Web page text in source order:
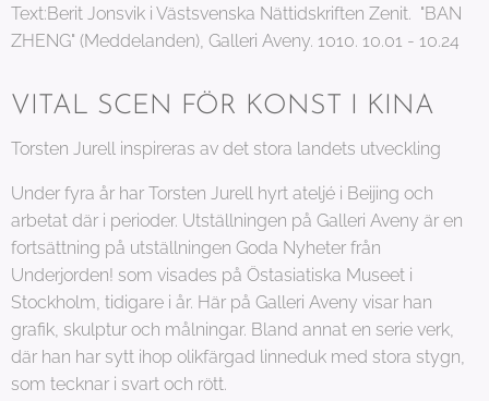
Text:Berit Jonsvik i Västsvenska Nättidskriften Zenit. "BAN
ZHENG" (Meddelanden), Galleri Aveny. 1010. 10.01 - 10.24
VITAL SCEN FÖR KONST I KINA
Torsten Jurell inspireras av det stora landets utveckling
Under fyra år har Torsten Jurell hyrt ateljé i Beijing och
arbetat där i perioder. Utställningen på Galleri Aveny är en
fortsättning på utställningen Goda Nyheter från
Underjorden! som visades på Östasiatiska Museet i
Stockholm, tidigare i år. Här på Galleri Aveny visar han
grafik, skulptur och målningar. Bland annat en serie verk,
där han har sytt ihop olikfärgad linneduk med stora stygn,
som tecknar i svart och rött.